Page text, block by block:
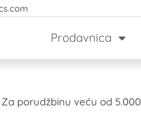
Prodavnica
Za porudžbinu veću od